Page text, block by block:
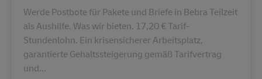
Werde Postbote für Pakete und Briefe in Bebra Teilzeit
als Aushilfe. Was wir bieten. 17,20 € Tarif-
Stundenlohn. Ein krisensicherer Arbeitsplatz,
garantierte Gehaltssteigerung gemäß Tarifvertrag
und...